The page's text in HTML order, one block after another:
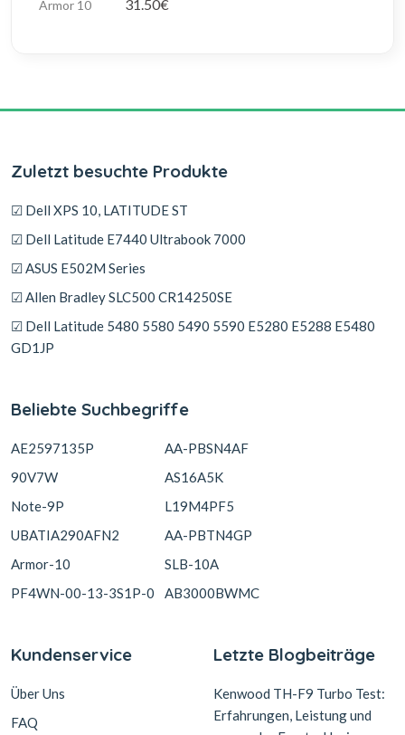
31.50€
Zuletzt besuchte Produkte
☑ Dell XPS 10, LATITUDE ST
☑ Dell Latitude E7440 Ultrabook 7000
☑ ASUS E502M Series
☑ Allen Bradley SLC500 CR14250SE
☑ Dell Latitude 5480 5580 5490 5590 E5280 E5288 E5480
GD1JP
Beliebte Suchbegriffe
AE2597135P
90V7W
Note-9P
UBATIA290AFN2
Armor-10
PF4WN-00-13-3S1P-0
AA-PBSN4AF
AS16A5K
L19M4PF5
AA-PBTN4GP
SLB-10A
AB3000BWMC
Kundenservice
Über Uns
FAQ
Letzte Blogbeiträge
Kenwood TH-F9 Turbo Test:
Erfahrungen, Leistung und